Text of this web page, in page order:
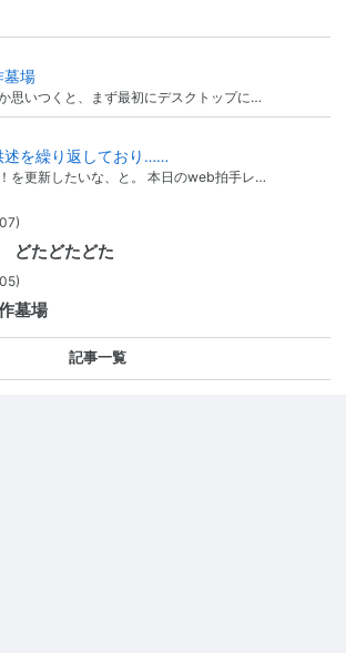
墓場
思いつくと、まず最初にデスクトップに…
述を繰り返しており……
を更新したいな、と。 本日のweb拍手レ…
たどたどた
墓場
記事一覧